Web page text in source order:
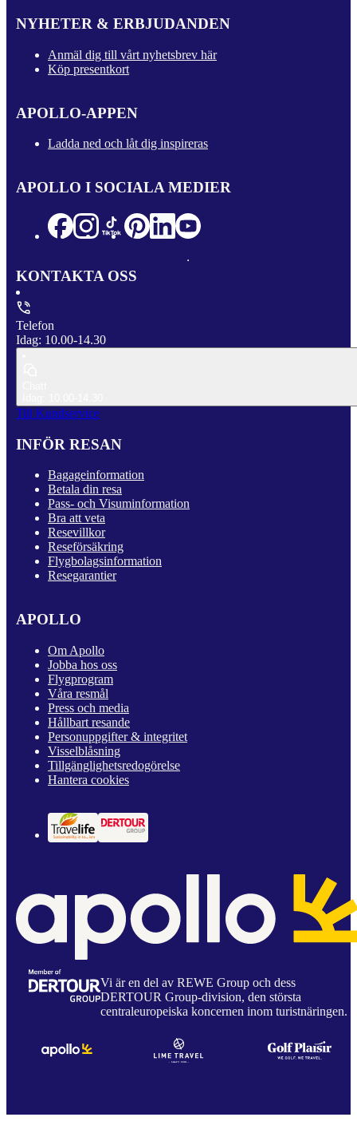
NYHETER & ERBJUDANDEN
Anmäl dig till vårt nyhetsbrev här
Köp presentkort
APOLLO-APPEN
Ladda ned och låt dig inspireras
APOLLO I SOCIALA MEDIER
KONTAKTA OSS
Telefon
Idag: 10.00-14.30
Till Kundservice
INFÖR RESAN
Bagageinformation
Betala din resa
Pass- och Visuminformation
Bra att veta
Resevillkor
Reseförsäkring
Flygbolagsinformation
Resegarantier
APOLLO
Om Apollo
Jobba hos oss
Flygprogram
Våra resmål
Press och media
Hållbart resande
Personuppgifter & integritet
Visselblåsning
Tillgänglighetsredogörelse
Hantera cookies
Vi är en del av REWE Group och dess
DERTOUR Group-division, den största
centraleuropeiska koncernen inom turistnäringen.